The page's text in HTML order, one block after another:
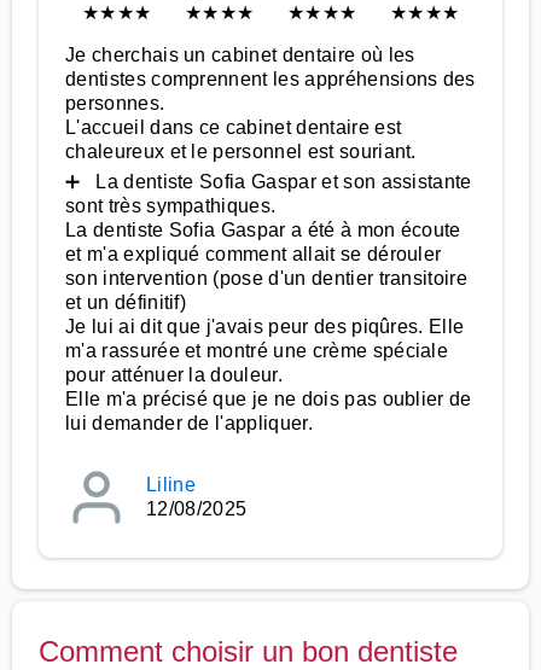
★★★★
★★★★
★★★★
★★★★
Je cherchais un cabinet dentaire où les
dentistes comprennent les appréhensions des
personnes.
L'accueil dans ce cabinet dentaire est
chaleureux et le personnel est souriant.
➕ La dentiste Sofia Gaspar et son assistante
sont très sympathiques.
La dentiste Sofia Gaspar a été à mon écoute
et m'a expliqué comment allait se dérouler
son intervention (pose d'un dentier transitoire
et un définitif)
Je lui ai dit que j'avais peur des piqûres. Elle
m'a rassurée et montré une crème spéciale
pour atténuer la douleur.
Elle m'a précisé que je ne dois pas oublier de
lui demander de l'appliquer.
Liline
12/08/2025
Comment choisir un bon dentiste